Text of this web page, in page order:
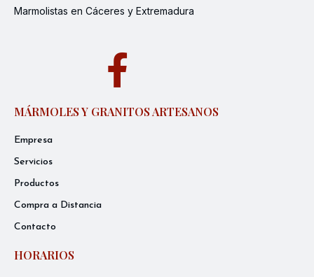
Marmolistas en Cáceres y Extremadura
MÁRMOLES Y GRANITOS ARTESANOS
Empresa
Servicios
Productos
Compra a Distancia
Contacto
HORARIOS